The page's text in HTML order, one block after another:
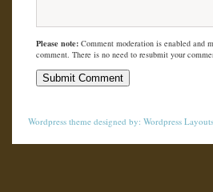
Please note: Comment moderation is enabled and
comment. There is no need to resubmit your
Wordpress theme designed by: Wordpress Layouts